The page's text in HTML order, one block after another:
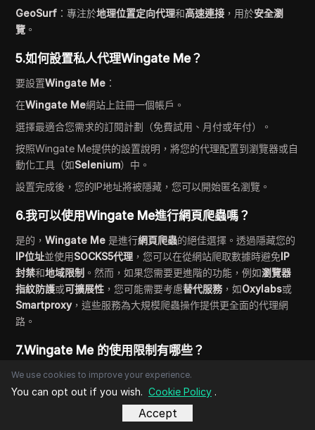
GeoSurf ：專注於地理位置定向代理和高速連接 ，用於安全瀏
覽 。
5.如何設置私人代理Wingate Me？
要設置Wingate Me ：
在Wingate Me網站上註冊一個帳戶。
選擇最適合您需求的訂閱計劃（免費試用、月付或年付）。
按照Wingate Me提供的設置說明，將您的代理配置到瀏覽器或自
動化工具（如Selenium）中。
設置完成後，您的IP地址將被隱藏，您可以開始匿名瀏覽。
6.我可以使用Wingate Me進行網頁爬蟲嗎？
是的，Wingate Me 是進行網頁爬蟲的絕佳選擇。透過隱藏您的
IP位址並使用SOCKS5代理 ，您可以在從網站爬取數據時避免IP
封禁和地域限制 。然而，如果您需要更進階的功能，例如瀏覽器
指紋防護或可擴展性 ，您可能需要考慮替代服務 ，如Oxylabs或
Smartproxy，這些服務為大規模爬蟲操作提供更全面的代理網
路。
7.Wingate Me 的使用限制有哪些？
儘管Wingate Me提供穩固的代理服務，但仍有一些
慮：
：關於代理類型（住宅代理與數據中心代理）的資訊
We use cookies to improve your experience.
You can opt out if you wish. Cookie Policy .
Accept